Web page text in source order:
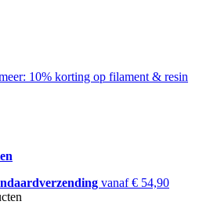
​​10% korting op filament & resin
vanaf € 54,90